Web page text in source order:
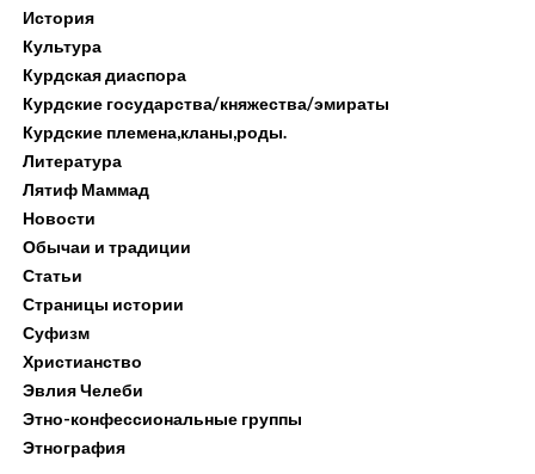
История
Культура
Курдская диаспора
Курдские государства/княжества/эмираты
Курдские племена,кланы,роды.
Литература
Лятиф Маммад
Новости
Обычаи и традиции
Статьи
Страницы истории
Суфизм
Христианство
Эвлия Челеби
Этно-конфессиональные группы
Этнография